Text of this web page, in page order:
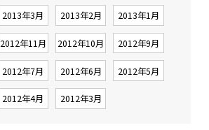
2013年3月 2013年2月 2013年1月
2012年11月 2012年10月 2012年9月
2012年7月 2012年6月 2012年5月
2012年4月 2012年3月